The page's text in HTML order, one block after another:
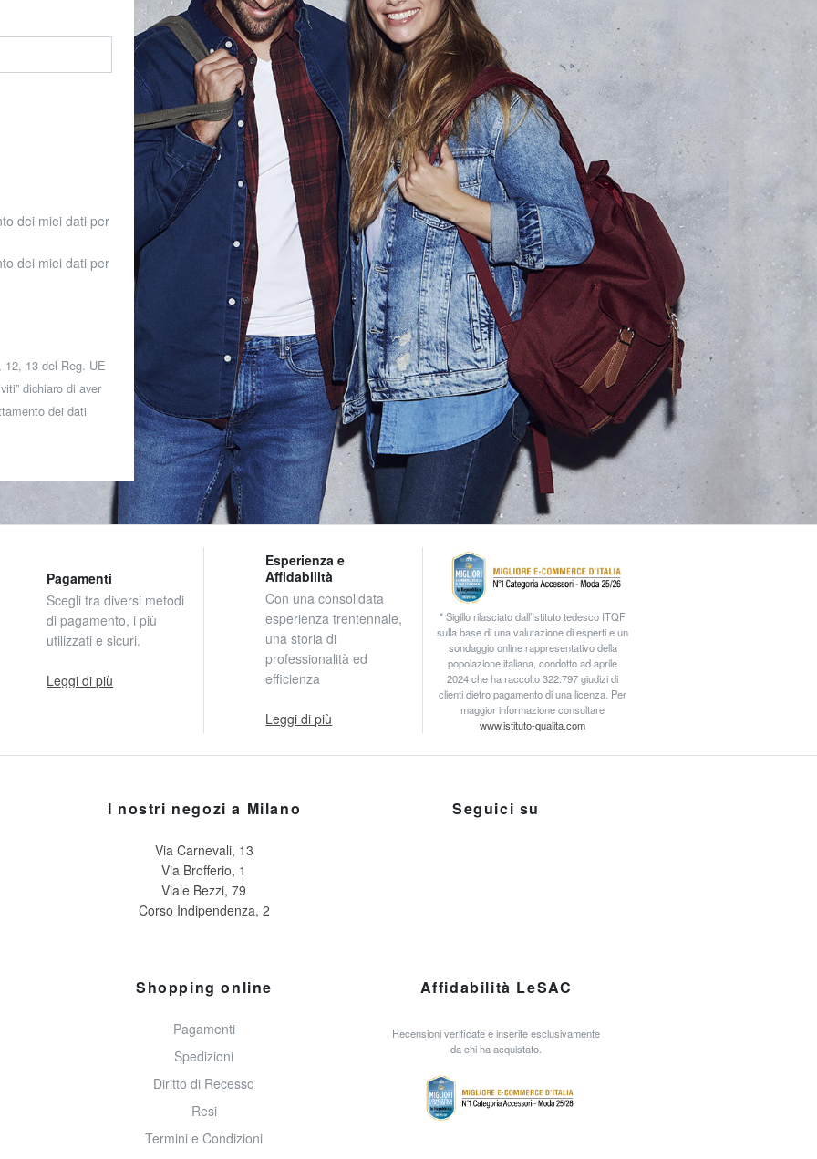
dei miei dati per
dei miei dati per
13 del Reg. UE
dichiaro di aver
dei dati
Pagamenti
Scegli tra diversi metodi
di pagamento, i più
utilizzati e sicuri.
Leggi di più
Esperienza e
Affidabilità
Con una consolidata
esperienza trentennale,
una storia di
professionalità ed
efficienza
Leggi di più
* Sigillo rilasciato dall’Istituto tedesco ITQF
sulla base di una valutazione di esperti e un
sondaggio online rappresentativo della
popolazione italiana, condotto ad aprile
2024 che ha raccolto 322.797 giudizi di
clienti dietro pagamento di una licenza. Per
maggior informazione consultare
www.istituto-qualita.com
I nostri negozi a Milano
Via Carnevali, 13
Via Brofferio, 1
Viale Bezzi, 79
Corso Indipendenza, 2
Seguici su
Shopping online
Pagamenti
Spedizioni
Diritto di Recesso
Resi
Termini e Condizioni
Affidabilità LeSAC
Recensioni verificate e inserite esclusivamente
da chi ha acquistato.